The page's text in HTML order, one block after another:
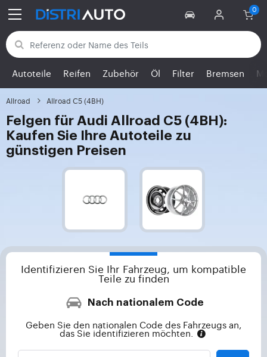
Zurück zu den Kategorien
Autoteile Reifen Zubehör Öl Filter Bremsen
Allroad Allroad C5 (4BH)
Felgen für Audi Allroad C5 (4BH):
Kaufen Sie Ihre Autoteile zu
günstigen Preisen
Identifizieren Sie Ihr Fahrzeug, um kompatible
Teile zu finden
Nach nationalem Code
Geben Sie den nationalen Code des Fahrzeugs an,
das Sie identifizieren möchten.